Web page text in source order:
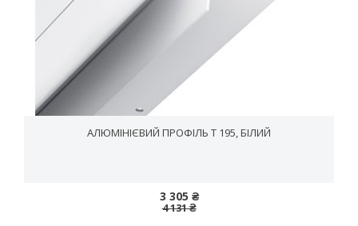
АЛЮМІНІЄВИЙ ПРОФІЛЬ T 195, БІЛИЙ
3 305 ₴
4 131 ₴